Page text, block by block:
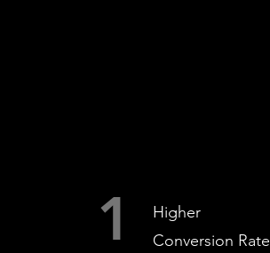
1
Higher
Conversion Rate